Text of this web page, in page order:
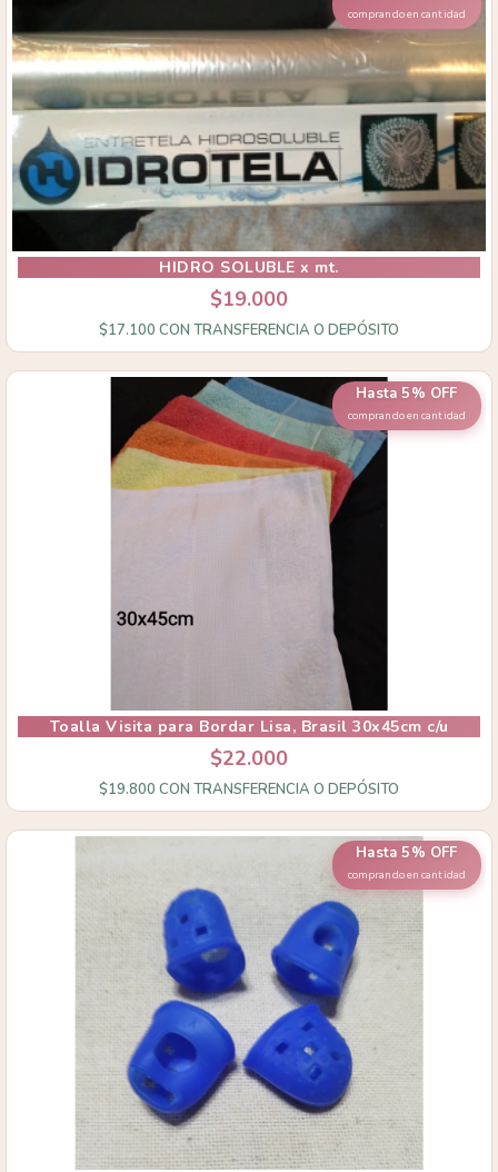
comprando en cantidad
HIDRO SOLUBLE x mt.
$19.000
$17.100 CON TRANSFERENCIA O DEPÓSITO
Hasta 5% OFF
comprando en cantidad
Toalla Visita para Bordar Lisa, Brasil 30x45cm c/u
$22.000
$19.800 CON TRANSFERENCIA O DEPÓSITO
Hasta 5% OFF
comprando en cantidad